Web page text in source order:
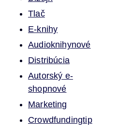
Tlač
E-knihy
Audioknihynové
Distribúcia
Autorský e-
shopnové
Marketing
Crowdfundingtip